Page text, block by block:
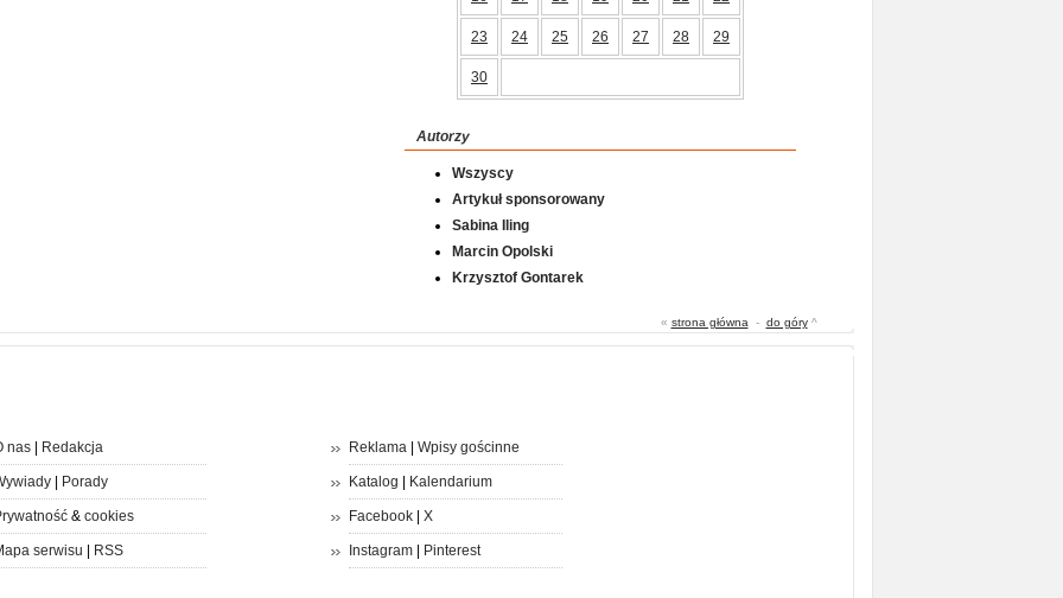
23 24 25 26 27 28 29
30
Autorzy
Wszyscy
Artykuł sponsorowany
Sabina Iling
Marcin Opolski
Krzysztof Gontarek
« strona główna - do góry^
nas| Redakcja
| Porady
& cookies
serwisu RSS
Reklama| Wpisy gościnne
Katalog Kalendarium
Facebook| X
Instagram| Pinterest